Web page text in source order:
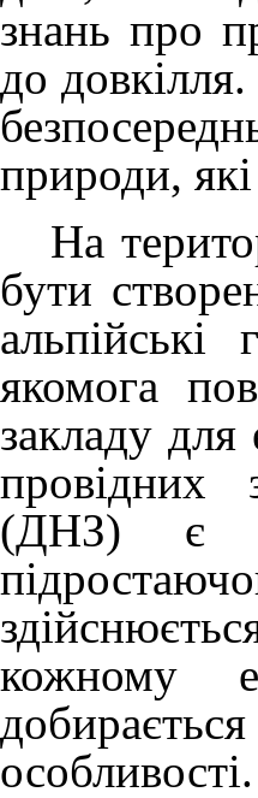
знань про
до
природи,
На
бути
якомога
закладу
провідних
(ДНЗ) є
кожному
особливості.